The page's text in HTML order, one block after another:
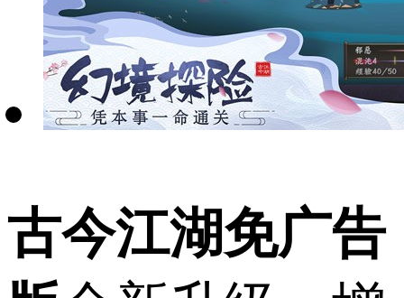
古今江湖免广告